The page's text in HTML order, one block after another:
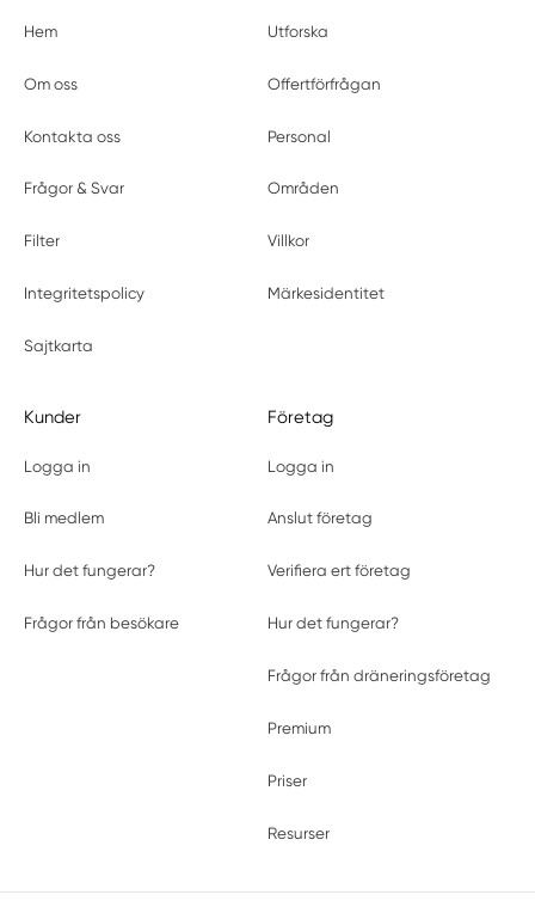
Hem Utforska
Om oss Offertförfrågan
Kontakta oss Personal
Frågor & Svar Områden
Filter Villkor
Integritetspolicy Märkesidentitet
Sajtkarta
Kunder
Logga in
Bli medlem
Hur det fungerar?
Frågor från besökare
Företag
Logga in
Anslut företag
Verifiera ert företag
Hur det fungerar?
Frågor från dräneringsföretag
Premium
Priser
Resurser